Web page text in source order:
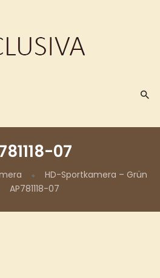
07
HD-Sportkamera – Grün
AP781118-07